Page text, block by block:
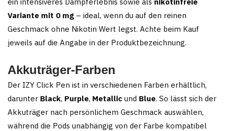
Variante mit 0 mg – ideal, wenn du auf den reinen
Geschmack ohne Nikotin Wert legst. Achte beim Kauf
jeweils auf die Angabe in der Produktbezeichnung.
Akkuträger-Farben
Der IZY Click Pen ist in verschiedenen Farben erhältlich,
darunter Black, Purple, Metallic und Blue. So lässt sich der
Akkuträger nach persönlichem Geschmack auswählen,
während die Pods unabhängig von der Farbe kompatibel